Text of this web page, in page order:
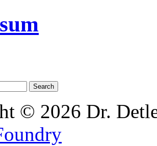
© 2026 Dr.